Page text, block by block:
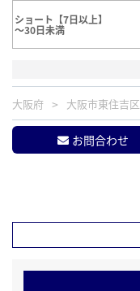
ショート【7日以上】
～30日未満
大阪府 大阪市東住吉区
お問合わせ